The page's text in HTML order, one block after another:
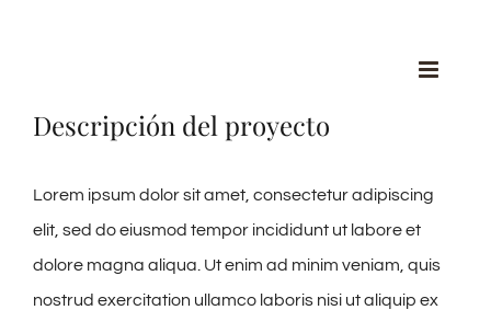
Descripción del proyecto
Lorem ipsum dolor sit amet, consectetur adipiscing
elit, sed do eiusmod tempor incididunt ut labore et
dolore magna aliqua. Ut enim ad minim veniam, quis
nostrud exercitation ullamco laboris nisi ut aliquip ex